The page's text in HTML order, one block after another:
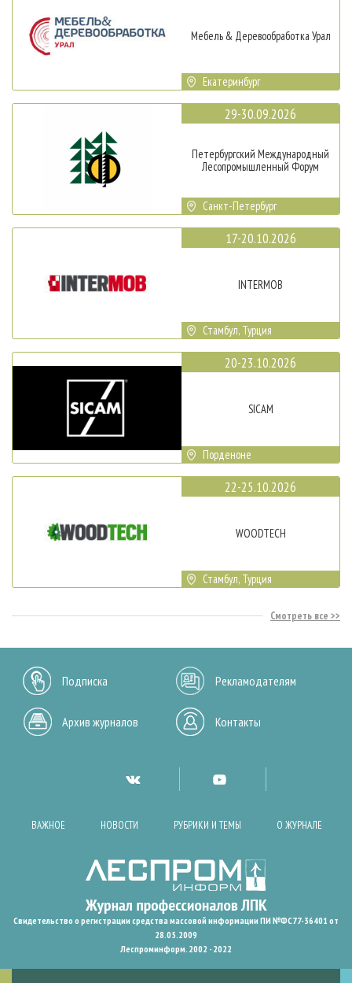
Мебель & Деревообработка Урал
Екатеринбург
29-30.09.2026
Петербургский Международный
Лесопромышленный Форум
Санкт-Петербург
17-20.10.2026
INTERMOB
Стамбул, Турция
20-23.10.2026
SICAM
Порденоне
22-25.10.2026
WOODTECH
Стамбул, Турция
Смотреть все
Подписка Рекламодателям
Архив журналов Контакты
ВАЖНОЕ НОВОСТИ РУБРИКИ И ТЕМЫ О ЖУРНАЛЕ
Свидетельство о регистрации средства массовой информации ПИ №ФС77-36401 от
28.05.2009
Леспроминформ. 2002 - 2022